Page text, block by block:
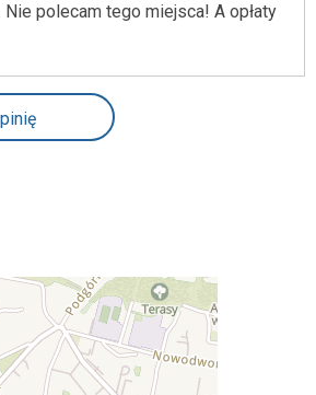
polecam tego miejsca! A opłaty